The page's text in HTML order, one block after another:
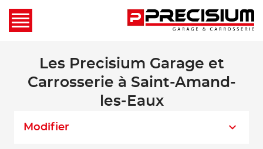
Les Precisium Garage et
Carrosserie à Saint-Amand-
les-Eaux
Modifier